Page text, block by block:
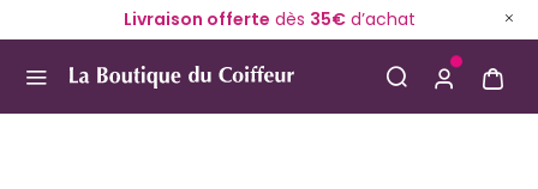
Livraison offerte dès 35€d’achat